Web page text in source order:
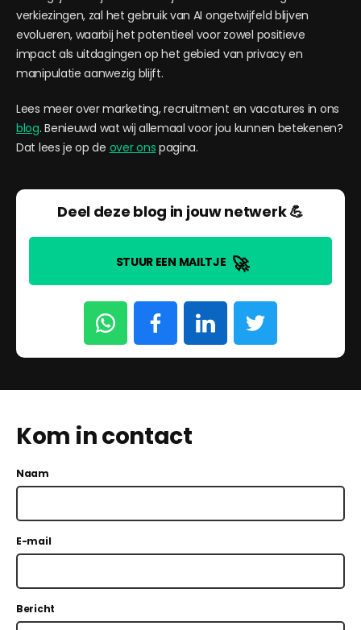
verkiezingen, zal het gebruik van AI ongetwijfeld blijven
evolueren, waarbij het potentieel voor zowel positieve
impact als uitdagingen op het gebied van privacy en
manipulatie aanwezig blijft.
Lees meer over marketing, recruitment en vacatures in ons
blog. Benieuwd wat wij allemaal voor jou kunnen betekenen?
Dat lees je op de over ons pagina.
Deel deze blog in jouw netwerk 💪
STUUR EEN MAILTJE 🚀
Kom in contact
Naam
E-mail
Bericht